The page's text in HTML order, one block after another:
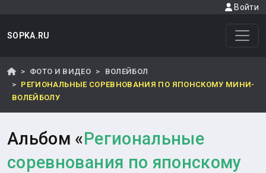
Войти
SOPKA.RU
ФОТО И ВИДЕО
ВОЛЕЙБОЛ
РЕГИОНАЛЬНЫЕ СОРЕВНОВАНИЯ ПО ЯПОНСКОМУ МИНИ-
ВОЛЕЙБОЛУ
Альбом «Региональные
соревнования по японскому